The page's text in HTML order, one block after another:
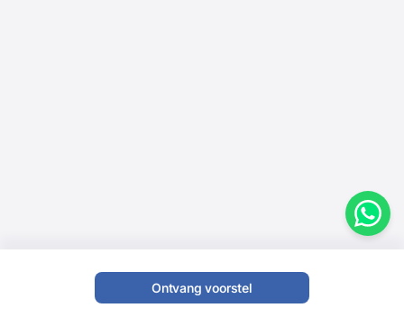
Ontvang voorstel